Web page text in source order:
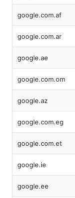
google.com.af
google.com.ar
google.ae
google.com.om
google.az
google.com.eg
google.com.et
google.ie
google.ee